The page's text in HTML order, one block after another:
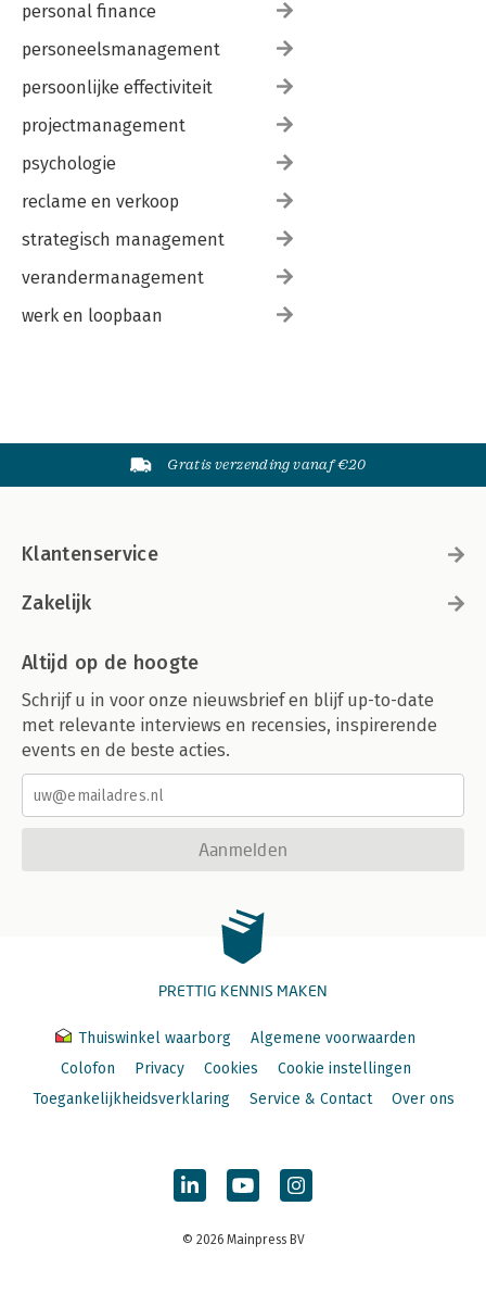
personal finance
personeelsmanagement
persoonlijke effectiviteit
projectmanagement
psychologie
reclame en verkoop
strategisch management
verandermanagement
werk en loopbaan
Gratis verzending vanaf €20
Klantenservice
Zakelijk
Altijd op de hoogte
Schrijf u in voor onze nieuwsbrief en blijf up-to-date
met relevante interviews en recensies, inspirerende
events en de beste acties.
Aanmelden
PRETTIG KENNIS MAKEN
Thuiswinkel waarborg
Algemene voorwaarden
Colofon
Privacy Cookies
Cookie instellingen
Toegankelijkheidsverklaring
Service & Contact Over ons
© 2026 Mainpress BV